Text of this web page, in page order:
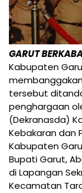
GARUT
Kabupaten
tersebut
penghargaan
(Dekranasda)
Kebakaran dan
Kabupaten
Bupati Garut,
di Lapangan
Kecamatan